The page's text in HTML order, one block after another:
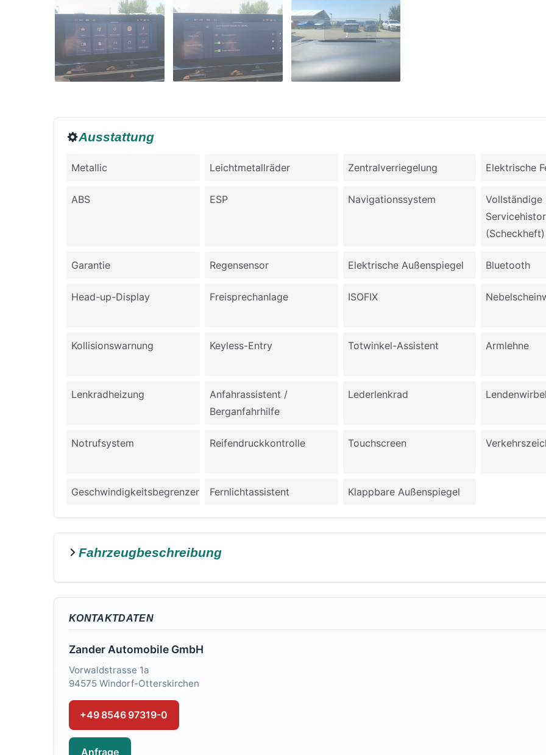
Ausstattung
Metallic Leichtmetallräder Zentralverriegelung Elektrische
ABS ESP Navigationssystem
Vollständige
(Scheckheft)
Garantie Regensensor Elektrische Außenspiegel Bluetooth
Head-up-Display Freisprechanlage ISOFIX
Kollisionswarnung Keyless-Entry Totwinkel-Assistent Armlehne
Lenkradheizung
Anfahrassistent /
Berganfahrhilfe
Lederlenkrad
Notrufsystem Reifendruckkontrolle Touchscreen
Geschwindigkeitsbegrenzer Fernlichtassistent Klappbare Außenspiegel
Fahrzeugbeschreibung
KONTAKTDATEN
Zander Automobile GmbH
Vorwaldstrasse 1a
94575 Windorf-Otterskirchen
+49 8546 97319-0
Anfrage